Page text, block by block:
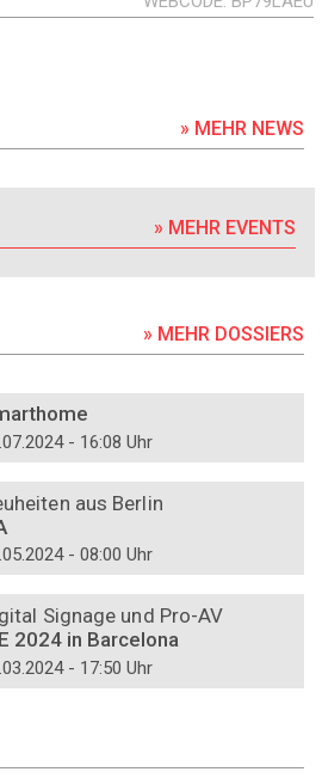
» MEHR NEWS
» MEHR EVENTS
» MEHR DOSSIERS
- 16:08 Uhr
aus Berlin
- 08:00 Uhr
Signage und Pro-AV
2024 in Barcelona
- 17:50 Uhr